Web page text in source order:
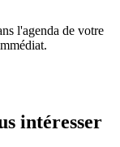
l'agenda de votre
intéresser